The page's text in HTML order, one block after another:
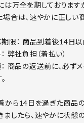
は万全を期しております
場合は、速やかに正しい
期限： 商品到着後14日
弊社負担（着払い）
： 商品の返送前に、必
から14日を過ぎた商品の
ましたら、速やかに状態